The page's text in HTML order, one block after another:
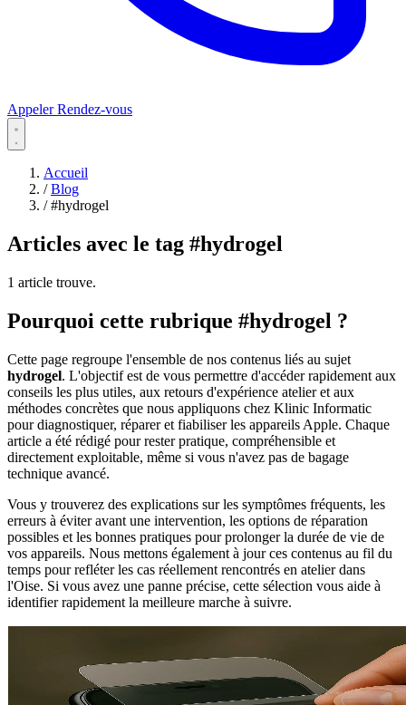
AppelerRendez-vous
AppelerPrendre rendez-vous
Accueil
/ Blog
/ #hydrogel
Articles avec le tag #hydrogel
1 article trouve.
Pourquoi cette rubrique #hydrogel ?
Cette page regroupe l'ensemble de nos contenus liés au sujet
hydrogel. L'objectif est de vous permettre d'accéder rapidement aux
conseils les plus utiles, aux retours d'expérience atelier et aux
méthodes concrètes que nous appliquons chez Klinic Informatic
pour diagnostiquer, réparer et fiabiliser les appareils Apple. Chaque
article a été rédigé pour rester pratique, compréhensible et
directement exploitable, même si vous n'avez pas de bagage
technique avancé.
Vous y trouverez des explications sur les symptômes fréquents, les
erreurs à éviter avant une intervention, les options de réparation
possibles et les bonnes pratiques pour prolonger la durée de vie de
vos appareils. Nous mettons également à jour ces contenus au fil du
temps pour refléter les cas réellement rencontrés en atelier dans
l'Oise. Si vous avez une panne précise, cette sélection vous aide à
identifier rapidement la meilleure marche à suivre.